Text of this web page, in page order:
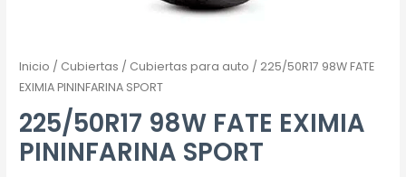
Inicio / Cubiertas / Cubiertas para auto / 225/50R17 98W FATE
EXIMIA PININFARINA SPORT
225/50R17 98W FATE EXIMIA
PININFARINA SPORT